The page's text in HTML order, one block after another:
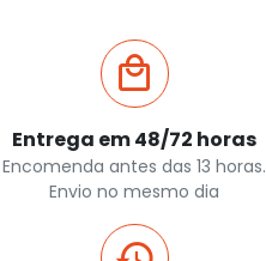
Entrega em 48/72 horas
Encomenda antes das 13 horas.
Envio no mesmo dia